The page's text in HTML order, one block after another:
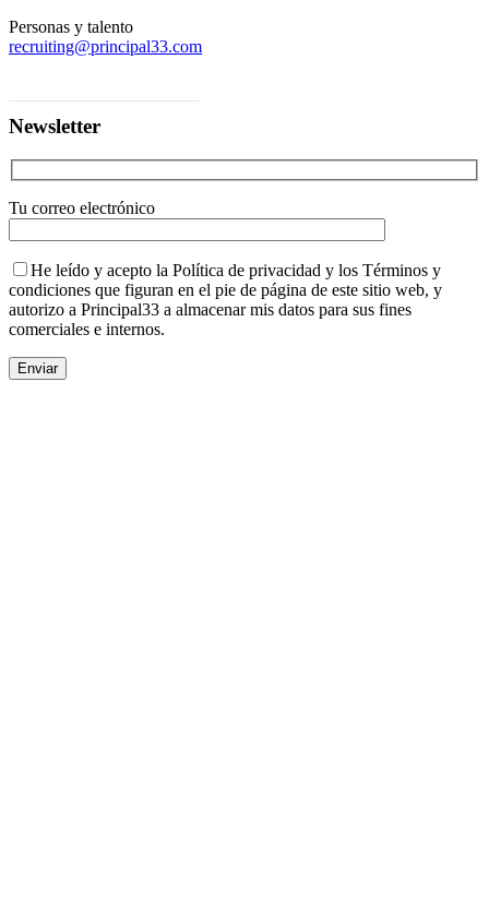
Personas y talento
recruiting@principal33.com
Newsletter
Tu correo electrónico
He leído y acepto la Política de privacidad y los Términos y
condiciones que figuran en el pie de página de este sitio web, y
autorizo a Principal33 a almacenar mis datos para sus fines
comerciales e internos.